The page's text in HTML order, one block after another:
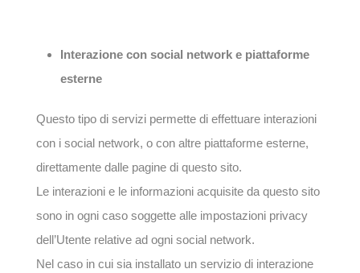
Interazione con social network e piattaforme
esterne
Questo tipo di servizi permette di effettuare interazioni
con i social network, o con altre piattaforme esterne,
direttamente dalle pagine di questo sito.
Le interazioni e le informazioni acquisite da questo sito
sono in ogni caso soggette alle impostazioni privacy
dell’Utente relative ad ogni social network.
Nel caso in cui sia installato un servizio di interazione